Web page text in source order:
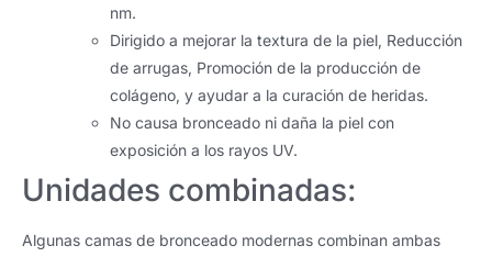
nm.
Dirigido a mejorar la textura de la piel, Reducción
de arrugas, Promoción de la producción de
colágeno, y ayudar a la curación de heridas.
No causa bronceado ni daña la piel con
exposición a los rayos UV.
Unidades combinadas:
Algunas camas de bronceado modernas combinan ambas